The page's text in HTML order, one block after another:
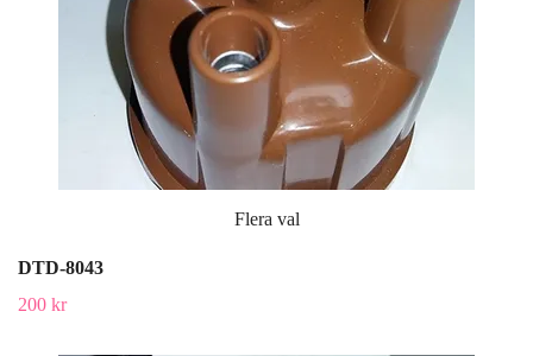
Flera val
DTD-8043
200 kr